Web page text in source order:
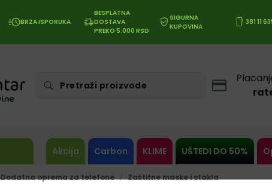
BRZA ISPORUKA
BESPLATNA
DOSTAVA
PREKO 5.000 RSD
SIGURNA
KUPOVINA
381 11
Akcija Carbon KLIME UŠTEDI DO 50%
Dodatna oprema za telefone Zaštitne maske i stakla